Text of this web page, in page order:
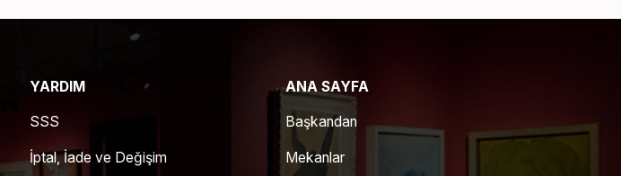
YARDIM
SSS
İptal, İade ve Değişim
ANA SAYFA
Başkandan
Mekanlar